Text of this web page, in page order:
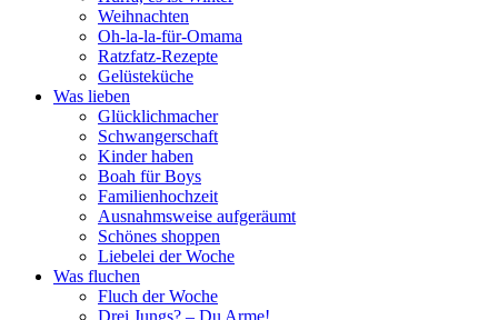
Weihnachten
Oh-la-la-für-Omama
Ratzfatz-Rezepte
Gelüsteküche
Was lieben
Glücklichmacher
Schwangerschaft
Kinder haben
Boah für Boys
Familienhochzeit
Ausnahmsweise aufgeräumt
Schönes shoppen
Liebelei der Woche
Was fluchen
Fluch der Woche
Drei Jungs? – Du Arme!